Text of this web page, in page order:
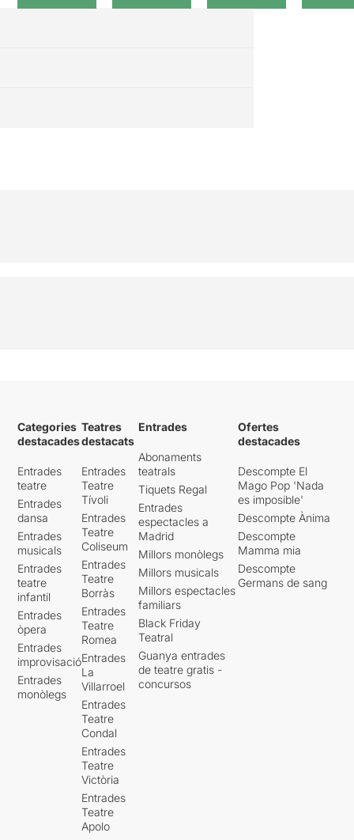
Categories
destacades
Entrades
teatre
Entrades
dansa
Entrades
musicals
Entrades
teatre
infantil
Entrades
òpera
Entrades
improvisació
Entrades
monòlegs
Teatres
destacats
Entrades
Teatre
Tívoli
Entrades
Teatre
Coliseum
Entrades
Teatre
Borràs
Entrades
Teatre
Romea
Entrades
La
Villarroel
Entrades
Teatre
Condal
Entrades
Teatre
Victòria
Entrades
Teatre
Apolo
Entrades
Abonaments
teatrals
Tiquets Regal
Entrades
espectacles a
Madrid
Millors monòlegs
Millors musicals
Millors espectacles
familiars
Black Friday
Teatral
Guanya entrades
de teatre gratis -
concursos
Ofertes
destacades
Descompte El
Mago Pop 'Nada
es imposible'
Descompte Ànima
Descompte
Mamma mia
Descompte
Germans de sang